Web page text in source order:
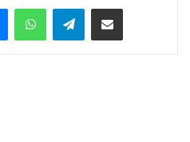
MessengerWhatsAppTelegramCondividi via Email